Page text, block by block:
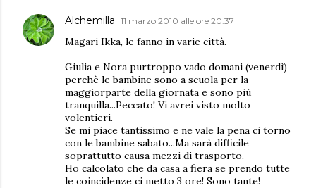
Alchemilla 11 marzo 2010 alle ore 20:37
Magari Ikka, le fanno in varie città.
Giulia e Nora purtroppo vado domani (venerdì)
perchè le bambine sono a scuola per la
maggiorparte della giornata e sono più
tranquilla...Peccato! Vi avrei visto molto
volentieri.
Se mi piace tantissimo e ne vale la pena ci torno
con le bambine sabato...Ma sarà difficile
soprattutto causa mezzi di trasporto.
Ho calcolato che da casa a fiera se prendo tutte
le coincidenze ci metto 3 ore! Sono tante!